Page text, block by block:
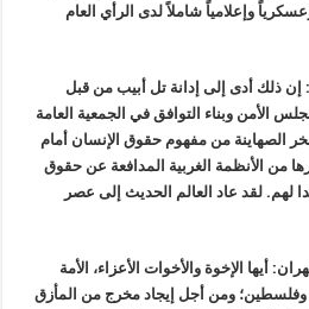
وإعلامياً شاملاً لدى الرأي العام
إن ذلك أدى إلى إدانة تل أبيب من قبل
الأمن وبناء التوافق في الجمعية العامة
الصهاينة من مفهوم حقوق الإنسان أمام
من الأنظمة الغربية المدافعة عن حقوق
لهم. لقد عاد العالم الحديث إلى عصر
أيها الإخوة والأخوات الأعزاء، الأمة
وفلسطين؛ ومن أجل إيجاد مخرج من المأزق